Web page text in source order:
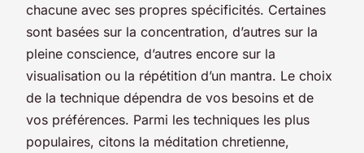
chacune avec ses propres spécificités. Certaines
sont basées sur la concentration, d’autres sur la
pleine conscience, d’autres encore sur la
visualisation ou la répétition d’un mantra. Le choix
de la technique dépendra de vos besoins et de
vos préférences. Parmi les techniques les plus
populaires, citons la méditation chretienne,